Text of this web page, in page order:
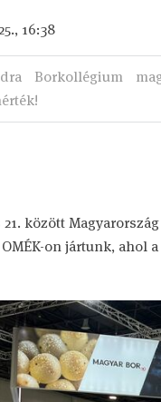
16:38
Borkollégium
21. között
on jártunk, ahol